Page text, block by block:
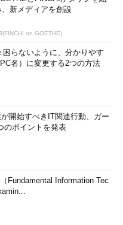
、新メディアを創設
on GOETHE)
困らないように、分かりやす
名）に変更する2つの方法
開始すべきIT関連行動、ガー
のポイントを発表
Fundamental Information Tec